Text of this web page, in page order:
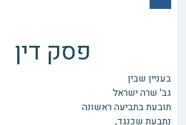
פסק דין
בעניין שבין
גב' שרה ישראל
תובעת בתביעה ראשונה
נתבעת שכנגד,